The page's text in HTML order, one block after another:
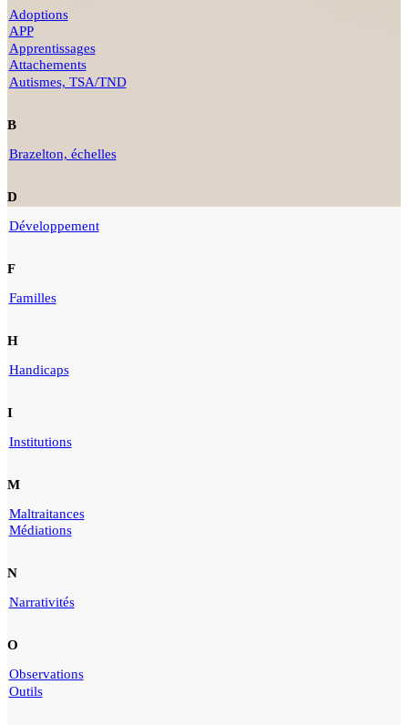
Adoptions
APP
Apprentissages
Attachements
Autismes, TSA/TND
B
Brazelton, échelles
D
Développement
F
Familles
H
Handicaps
I
Institutions
M
Maltraitances
Médiations
N
Narrativités
O
Observations
Outils